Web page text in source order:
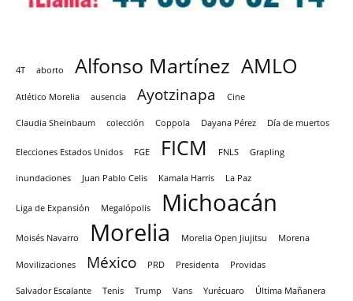
4T aborto Alfonso Martínez AMLO
Atlético Morelia ausencia Ayotzinapa Cine
Claudia Sheinbaum colección Coppola Dayana Pérez Día de muertos
Elecciones Estados Unidos FGE FICM FNLS Grapling
inundaciones Juan Pablo Celis Kamala Harris La Paz
Liga de Expansión Megalópolis Michoacán
Moisés Navarro Morelia Morelia Open Jiujitsu Morena
Movilizaciones México PRD Presidenta Providas
Salvador Escalante Tenis Trump Vans Yurécuaro Última Mañanera